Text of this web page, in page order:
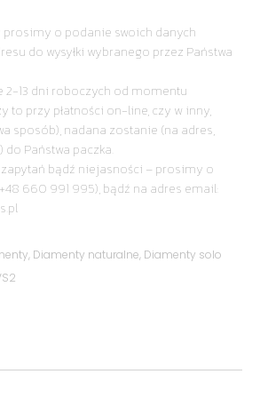
prosimy o podanie swoich danych
do wysyłki wybranego przez Państwa
2-13 dni roboczych od momentu
to przy płatności on-line, czy w inny,
sposób), nadana zostanie (na adres,
Państwa paczka.
bądź niejasności – prosimy o
660 991 995), bądź na adres email:
, Diamenty naturalne, Diamenty solo